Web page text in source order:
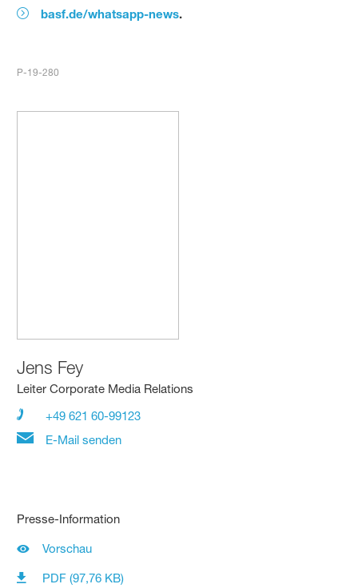
basf.de/whatsapp-news.
P-19-280
Jens Fey
Leiter Corporate Media Relations
+49 621 60-99123
E-Mail senden
Presse-Information
Vorschau
PDF (97,76 KB)